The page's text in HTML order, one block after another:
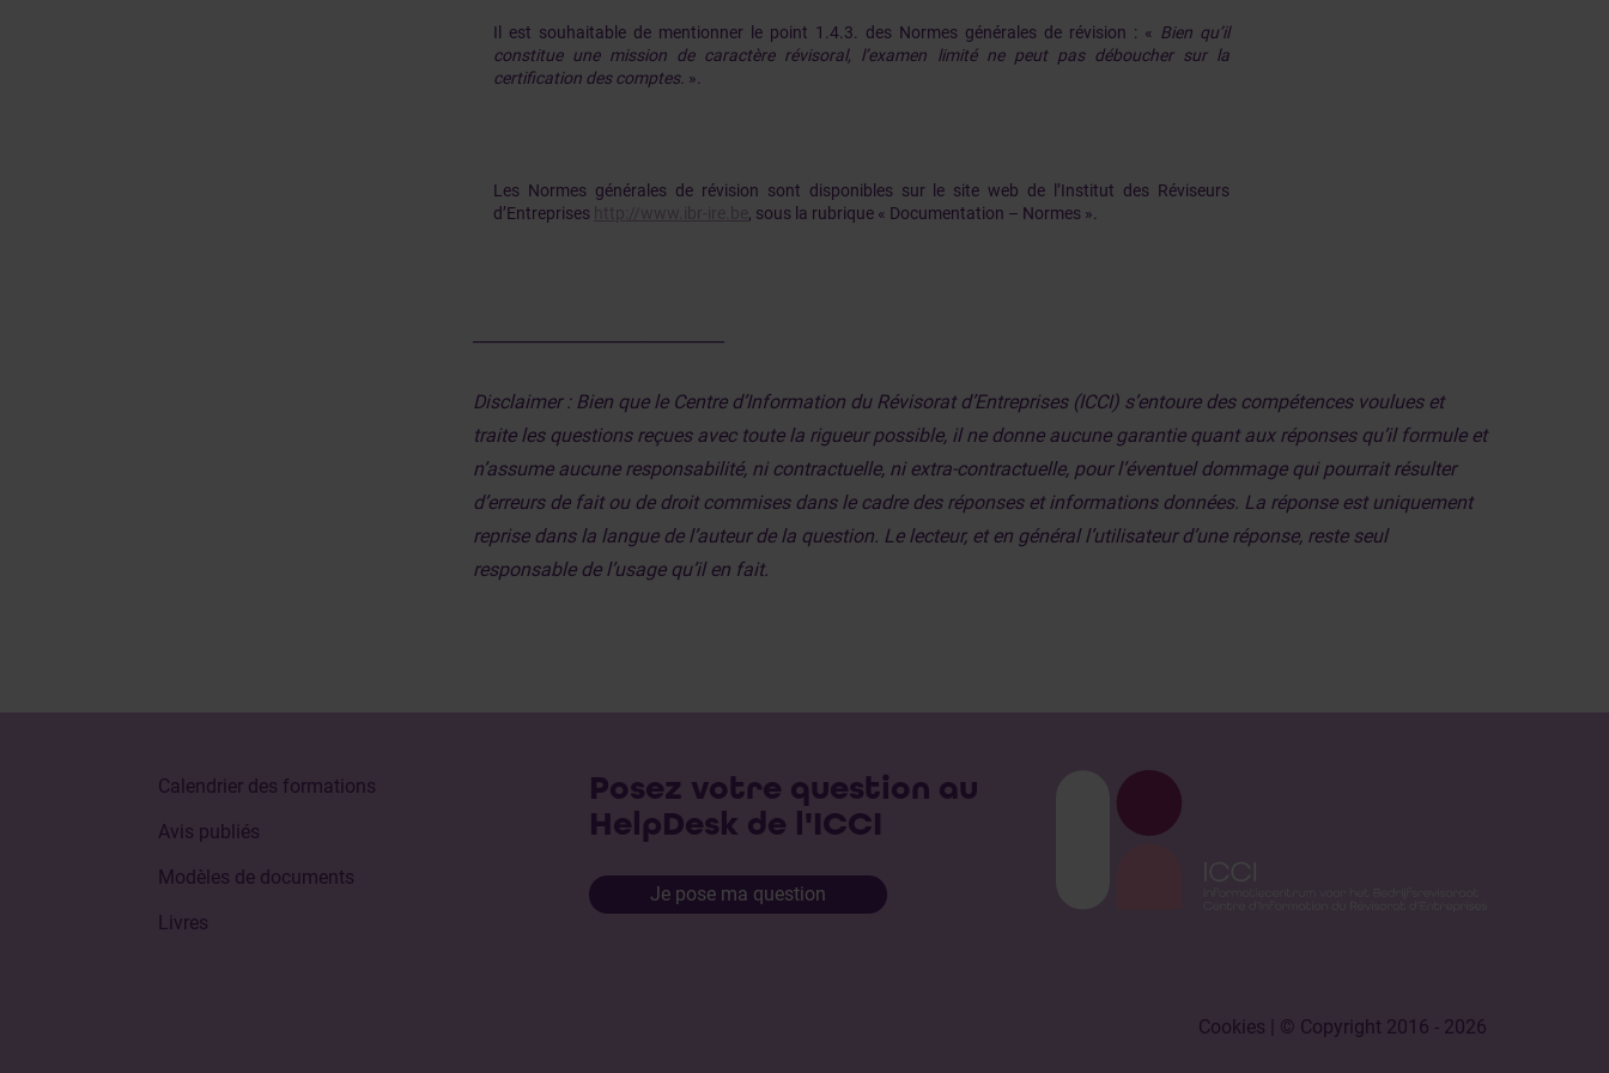
Il est souhaitable de mentionner le point 1.4.3. des Normes générales de révision : « Bien qu’il
constitue une mission de caractère révisoral, l’examen limité ne peut pas déboucher sur la
certification des comptes. ».
Les Normes générales de révision sont disponibles sur le site web de l’Institut des Réviseurs
d’Entreprises http://www.ibr-ire.be, sous la rubrique « Documentation – Normes ».
Disclaimer : Bien que le Centre d’Information du Révisorat d’Entreprises (ICCI) s’entoure des compétences voulues et
traite les questions reçues avec toute la rigueur possible, il ne donne aucune garantie quant aux réponses qu’il formule et
n’assume aucune responsabilité, ni contractuelle, ni extra-contractuelle, pour l’éventuel dommage qui pourrait résulter
d’erreurs de fait ou de droit commises dans le cadre des réponses et informations données. La réponse est uniquement
reprise dans la langue de l’auteur de la question. Le lecteur, et en général l’utilisateur d’une réponse, reste seul
responsable de l’usage qu’il en fait.
Calendrier des formations
Avis publiés
Modèles de documents
Livres
Posez votre question au
HelpDesk de l'ICCI
Je pose ma question
Cookies | © Copyright 2016 - 2026